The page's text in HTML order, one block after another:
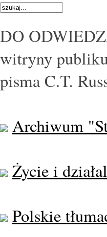
DO
witryny
pisma C.T.
Archiwum
Życie i
Polskie